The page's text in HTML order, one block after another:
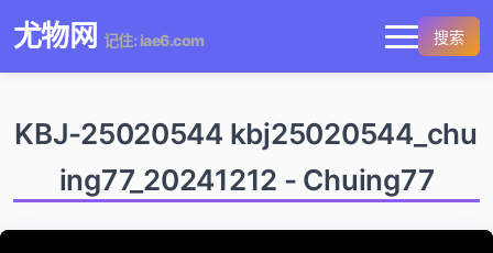
尤物网 记住: iae6.com 搜索
KBJ-25020544 kbj25020544_chu
ing77_20241212 - Chuing77
This